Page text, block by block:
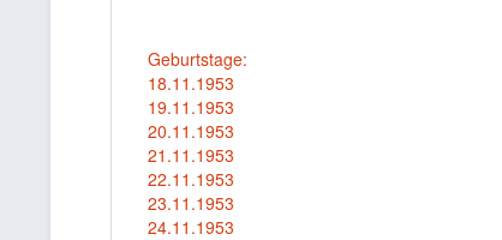
Geburtstage:
18.11.1953
19.11.1953
20.11.1953
21.11.1953
22.11.1953
23.11.1953
24.11.1953